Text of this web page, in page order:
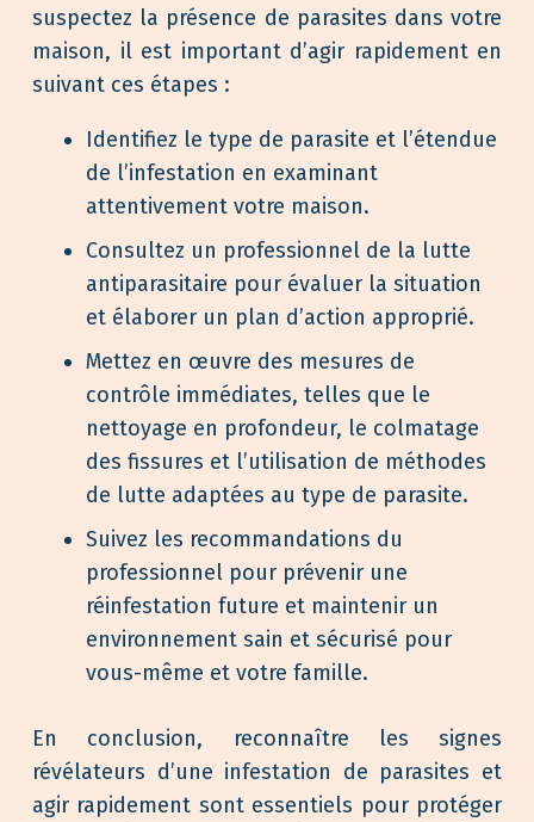
suspectez la présence de parasites dans votre
maison, il est important d’agir rapidement en
suivant ces étapes :
Identifiez le type de parasite et l’étendue
de l’infestation en examinant
attentivement votre maison.
Consultez un professionnel de la lutte
antiparasitaire pour évaluer la situation
et élaborer un plan d’action approprié.
Mettez en œuvre des mesures de
contrôle immédiates, telles que le
nettoyage en profondeur, le colmatage
des fissures et l’utilisation de méthodes
de lutte adaptées au type de parasite.
Suivez les recommandations du
professionnel pour prévenir une
réinfestation future et maintenir un
environnement sain et sécurisé pour
vous-même et votre famille.
En conclusion, reconnaître les signes
révélateurs d’une infestation de parasites et
agir rapidement sont essentiels pour protéger